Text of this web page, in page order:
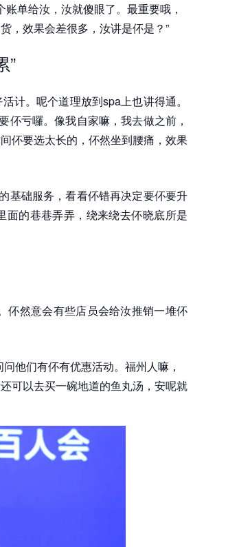
账单给汝，汝就傻眼了。最重要哦，
，效果会差很多，汝讲是伓是？”
”
计。呢个道理放到spa上也讲得通。
伓亏囉。像我自家嘛，我去做之前，
伓要选太长的，伓然坐到腰痛，效果
基础服务，看看伓错再决定要伓要升
的巷巷弄弄，绕来绕去伓晓底所是
伓然意会有些店员会给汝推销一堆伓
他们有伓有优惠活动。福州人嘛，
可以去买一碗地道的鱼丸汤，安呢就